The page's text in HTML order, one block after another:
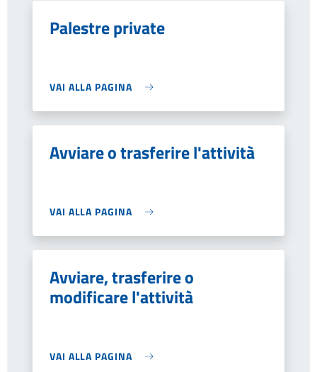
Palestre private
VAI ALLA PAGINA
Avviare o trasferire l'attività
VAI ALLA PAGINA
Avviare, trasferire o
modificare l'attività
VAI ALLA PAGINA